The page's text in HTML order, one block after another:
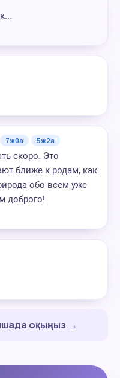
7ж0а 5ж2а
скоро. Это
ближе к родам, как
обо всем уже
доброго!
оқыңыз →